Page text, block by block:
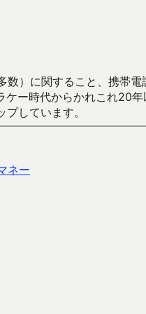
）に関すること、携帯
ケー時代からかれこれ
しています。
ネー